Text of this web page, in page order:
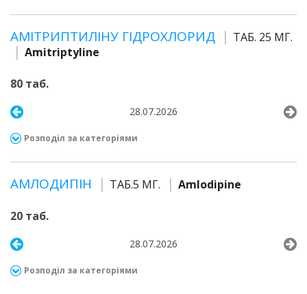
АМІТРИПТИЛІНУ ГІДРОХЛОРИД
ТАБ. 25 МГ.
Amitriptyline
80 таб.
28.07.2026
Розподіл за категоріями
АМЛОДИПІН ТАБ.5 МГ. Amlodipine
20 таб.
28.07.2026
Розподіл за категоріями